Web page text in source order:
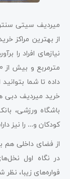
میردیف سیتی
از بهترین مراکز
داده تا شما
خرید میردیف دبی
باشگاه ورزشی،
کودکان و… را نیز
از فضای داخلی هم
در نگاه اول
فواره‌های زیبا،